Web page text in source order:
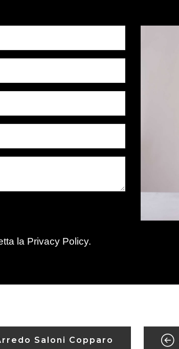
la Privacy Policy.
Saloni Copparo